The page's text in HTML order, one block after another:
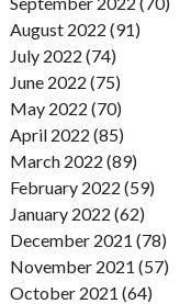
August 2022 (91)
July 2022 (74)
June 2022 (75)
May 2022 (70)
April 2022 (85)
March 2022 (89)
February 2022 (59)
January 2022 (62)
December 2021 (78)
November 2021 (57)
October 2021 (64)